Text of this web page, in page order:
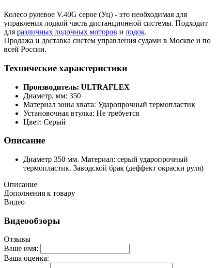
Колесо рулевое V.40G серое (Уц) - это необходимая для
управления лодкой часть дистанционной системы. Подходит
для различных лодочных моторов и лодок.
Продажа и доставка систем управления судами в Москве и по
всей России.
Технические характеристики
Производитель: ULTRAFLEX
Диаметр, мм: 350
Материал зоны хвата: Ударопрочный термопластик
Установочная втулка: Не требуется
Цвет: Серый
Описание
Диаметр 350 мм. Материал: серый ударопрочный
термопластик. Заводской брак (деффект окраски руля)
Описание
Дополнения к товару
Видео
Видеообзоры
Отзывы
Ваше имя:
Ваша оценка: